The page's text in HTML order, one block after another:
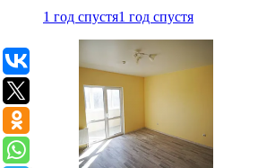
1 год спустя1 год спустя